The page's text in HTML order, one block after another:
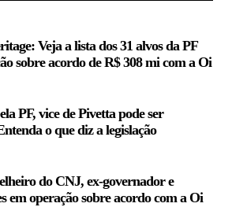
Veja a lista dos 31 alvos da PF
sobre acordo de R$ 308 mi com a Oi
PF, vice de Pivetta pode ser
o que diz a legislação
do CNJ, ex-governador e
em operação sobre acordo com a Oi